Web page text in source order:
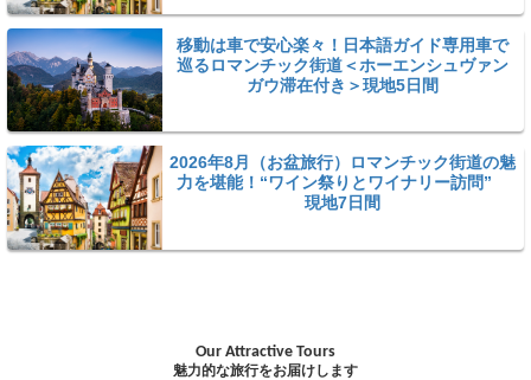
移動は車で安心楽々！日本語ガイド専用車で
巡るロマンチック街道＜ホーエンシュヴァン
ガウ滞在付き＞現地5日間
2026年8月（お盆旅行）ロマンチック街道の魅
力を堪能！“ワイン祭りとワイナリー訪問”
現地7日間
Our Attractive Tours
魅力的な旅行をお届けします